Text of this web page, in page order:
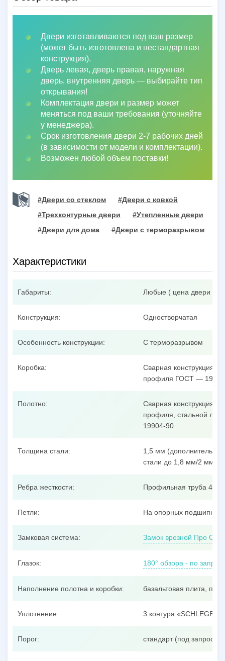
Двери изготавливаются под ваш размер
(может быть изготовлена и нестандартная
конструкция).
Дверь левая, дверь правая, наружная
дверь, внутренняя дверь — выбирайте тип
открывания!
Комплектация двери и размер может
меняться под ваши требования (уточняйте
у менеджера).
Срок изготовления двери 2-7 рабочих дней
(в зависимости от модели и комплектации).
Возможен любой объем поставки!
#Двери со стеклом
#Двери с ковкой
#Трехконтурные двери
#Утепленные двери
#Двери для дома
#Двери с терморазрывом
Характеристики
Габариты: Любые ( цена двери
Конструкция: Одностворчатая
Особенность конструкции: С терморазрывом
Коробка:
Сварная конструкция из
профиля ГОСТ —
Полотно:
Сварная конструкция из
профиля, стальной
19904-90
Толщина стали:
1,5 мм
стали до 1,8 мм/2 мм/3
Ребра жесткости: Профильная труба
Петли: На опорных
Замковая система: Замок врезной Про Сам
Глазок: 180° обзора - по
Наполнение полотна и коробки: базальтовая плита,
Уплотнение: 3 контура «SCHLEGEL»
Порог: стандарт (под запрос –